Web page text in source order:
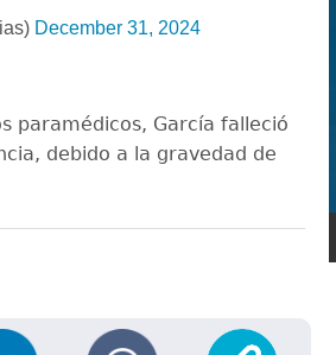
December 31, 2024
paramédicos, García falleció
debido a la gravedad de